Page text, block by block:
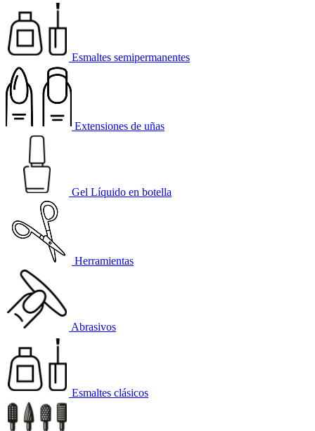
Esmaltes semipermanentes
Extensiones de uñas
Gel Líquido en botella
Herramientas
Abrasivos
Esmaltes clásicos